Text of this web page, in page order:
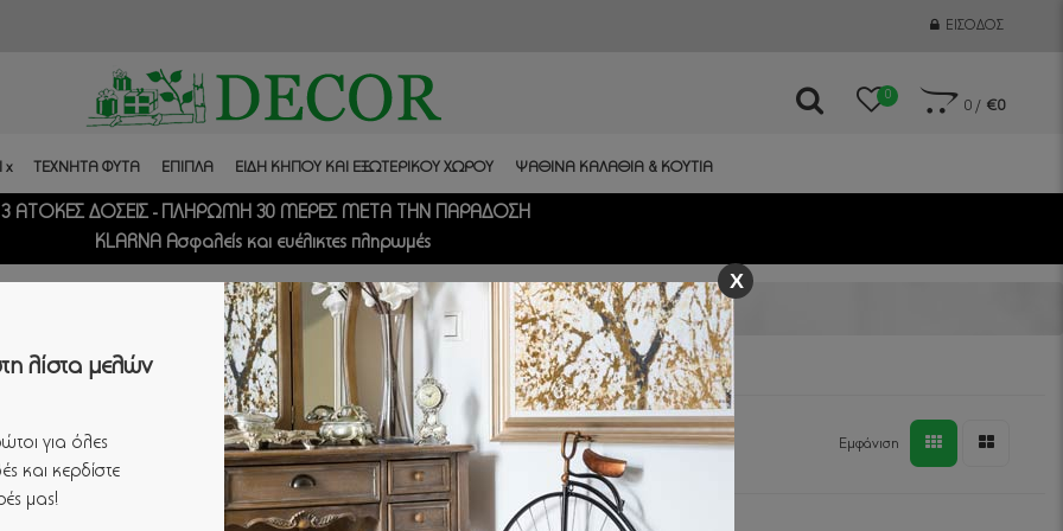
ΕΊΣΟΔΟΣ
0
0/ €0
x ΤΕΧΝΗΤΑ ΦΥΤΑ ΕΠΙΠΛΑ ΕΙΔΗ ΚΗΠΟΥ ΚΑΙ ΕΞΩΤΕΡΙΚΟΥ ΧΩΡΟΥ ΨΑΘΙΝΑ ΚΑΛΑΘΙΑ & ΚΟΥΤΙΑ
3 ΑΤΟΚΕΣ ΔΟΣΕΙΣ - ΠΛΗΡΩΜΗ 30 ΜΕΡΕΣ ΜΕΤΑ ΤΗΝ ΠΑΡΑΔΟΣΗ
KLARNA Ασφαλείς και ευέλικτες πληρωμές
Εμφάνιση
X
λίστα μελών
για όλες
και κερδίστε
μας!